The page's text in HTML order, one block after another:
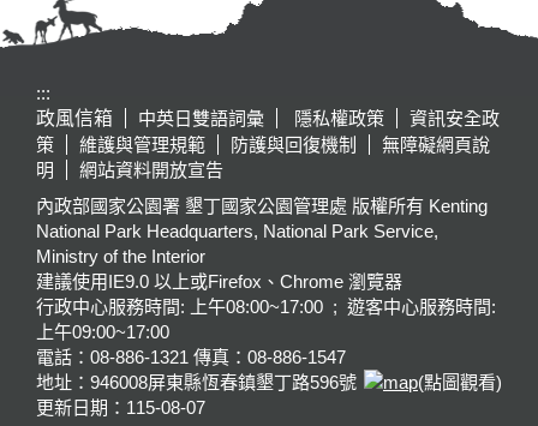
:::
政風信箱
中英日雙語詞彙 隱私權政策
資訊安全政
策
維護與管理規範 防護與回復機制
無障礙網頁說
明
網站資料開放宣告
內政部國家公園署 墾丁國家公園管理處 版權所有 Kenting
National Park Headquarters, National Park Service,
Ministry of the Interior
建議使用IE9.0 以上或Firefox、Chrome 瀏覽器
行政中心服務時間: 上午08:00~17:00 ; 遊客中心服務時間:
上午09:00~17:00
電話：08-886-1321 傳真：08-886-1547
地址：946008屏東縣恆春鎮墾丁路596號
(點圖觀看)
更新日期： 115-08-07